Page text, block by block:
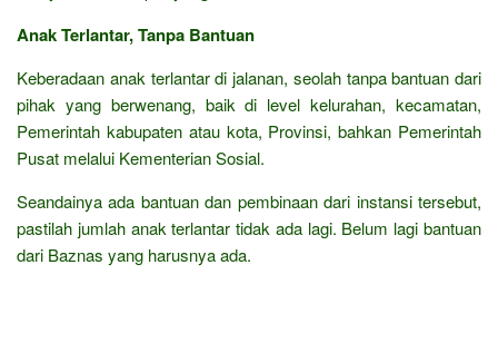
Anak Terlantar, Tanpa Bantuan
Keberadaan anak terlantar di jalanan, seolah tanpa bantuan dari
pihak yang berwenang, baik di level kelurahan, kecamatan,
Pemerintah kabupaten atau kota, Provinsi, bahkan Pemerintah
Pusat melalui Kementerian Sosial.
Seandainya ada bantuan dan pembinaan dari instansi tersebut,
pastilah jumlah anak terlantar tidak ada lagi. Belum lagi bantuan
dari Baznas yang harusnya ada.